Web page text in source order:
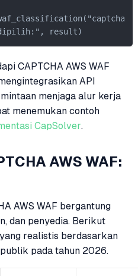
dipilih:", result)
CAPTCHA AWS WAF
API
menjaga alur kerja
menemukan contoh
CapSolver.
AWS WAF:
AWS WAF bergantung
dan penyedia. Berikut
realistis berdasarkan
pada tahun 2026.